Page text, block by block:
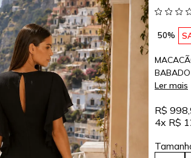
50%
BABADO
Ler mais
R$
4x R$